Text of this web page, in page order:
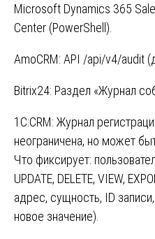
Microsoft Dynamics 365
Center (PowerShell).
AmoCRM: API /api/v4/audit
Bitrix24: Раздел «Журнал
1С:CRM: Журнал
неограничена, но может
Что фиксирует:
UPDATE, DELETE, VIEW,
адрес, сущность, ID
новое значение).